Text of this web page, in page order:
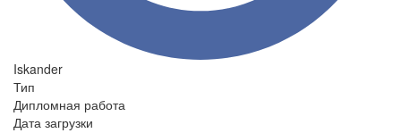
Iskander
Тип
Дипломная работа
Дата загрузки